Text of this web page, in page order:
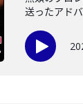
送ったアド